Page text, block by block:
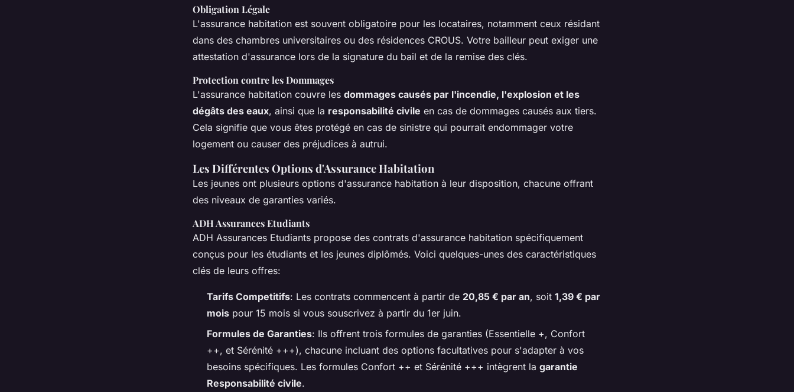
Obligation Légale
L'assurance habitation est souvent obligatoire pour les locataires, notamment ceux résidant
dans des chambres universitaires ou des résidences CROUS. Votre bailleur peut exiger une
attestation d'assurance lors de la signature du bail et de la remise des clés.
Protection contre les Dommages
L'assurance habitation couvre les dommages causés par l'incendie, l'explosion et les
dégâts des eaux, ainsi que la responsabilité civile en cas de dommages causés aux tiers.
Cela signifie que vous êtes protégé en cas de sinistre qui pourrait endommager votre
logement ou causer des préjudices à autrui.
Les Différentes Options d'Assurance Habitation
Les jeunes ont plusieurs options d'assurance habitation à leur disposition, chacune offrant
des niveaux de garanties variés.
ADH Assurances Etudiants
ADH Assurances Etudiants propose des contrats d'assurance habitation spécifiquement
conçus pour les étudiants et les jeunes diplômés. Voici quelques-unes des caractéristiques
clés de leurs offres:
Tarifs Competitifs: Les contrats commencent à partir de 20,85 € par an, soit 1,39 € par
mois pour 15 mois si vous souscrivez à partir du 1er juin.
Formules de Garanties: Ils offrent trois formules de garanties (Essentielle +, Confort
++, et Sérénité +++), chacune incluant des options facultatives pour s'adapter à vos
besoins spécifiques. Les formules Confort ++ et Sérénité +++ intègrent la garantie
Responsabilité civile.